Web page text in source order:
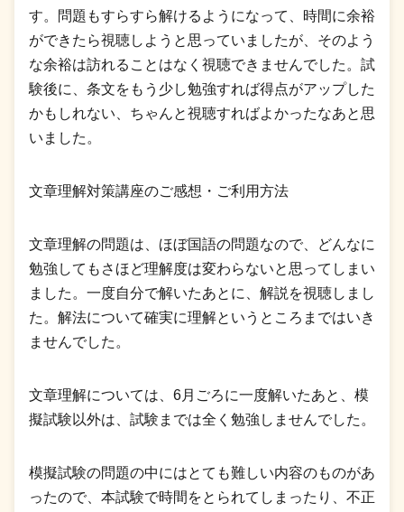
す。問題もすらすら解けるようになって、時間に余裕
ができたら視聴しようと思っていましたが、そのよう
な余裕は訪れることはなく視聴できませんでした。試
験後に、条文をもう少し勉強すれば得点がアップした
かもしれない、ちゃんと視聴すればよかったなあと思
いました。
文章理解対策講座のご感想・ご利用方法
文章理解の問題は、ほぼ国語の問題なので、どんなに
勉強してもさほど理解度は変わらないと思ってしまい
ました。一度自分で解いたあとに、解説を視聴しまし
た。解法について確実に理解というところまではいき
ませんでした。
文章理解については、6月ごろに一度解いたあと、模
擬試験以外は、試験までは全く勉強しませんでした。
模擬試験の問題の中にはとても難しい内容のものがあ
ったので、本試験で時間をとられてしまったり、不正